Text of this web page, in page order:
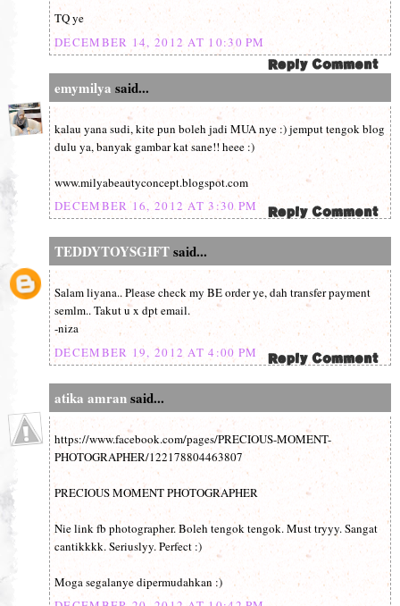
TQ ye
DECEMBER 14, 2012 AT 10:30 PM
emymilya said...
kalau yana sudi, kite pun boleh jadi MUA nye :) jemput tengok blog
dulu ya, banyak gambar kat sane!! heee :)
www.milyabeautyconcept.blogspot.com
DECEMBER 16, 2012 AT 3:30 PM
TEDDYTOYSGIFTsaid...
Salam liyana.. Please check my BE order ye, dah transfer payment
semlm.. Takut u x dpt email.
-niza
DECEMBER 19, 2012 AT 4:00 PM
atika amransaid...
https://www.facebook.com/pages/PRECIOUS-MOMENT-
PHOTOGRAPHER/122178804463807
PRECIOUS MOMENT PHOTOGRAPHER
Nie link fb photographer. Boleh tengok tengok. Must tryyy. Sangat
cantikkkk. Seriuslyy. Perfect :)
Moga segalanye dipermudahkan :)